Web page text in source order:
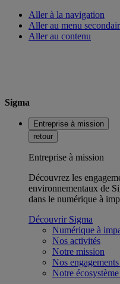
Aller à la navigation
Aller au menu
Aller au contenu
Sigma
Entreprise à mission
retour
Entreprise à mission
Découvrez les
environnementaux de
dans le numérique à
Découvrir Sigma
Numérique à
Nos activités
Notre mission
Nos
Notre